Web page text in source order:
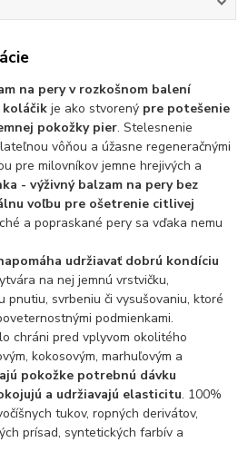
na pery v rozkošnom balení
koláčik je ako stvorený pre potešenie
pokožky pier. Stelesnenie
vôňou a úžasne regeneračnými
pre milovníkov jemne hrejivých a
- výživný balzam na pery bez
voľbu pre ošetrenie citlivej
a popraskané pery sa vďaka nemu
udržiavať dobrú kondíciu
na nej jemnú vrstvičku,
pnutiu, svrbeniu či vysušovaniu, ktoré
podmienkami.
chráni pred vplyvom okolitého
kokosovým, marhuľovým a
pokožke potrebnú dávku
a udržiavajú elasticitu. 100%
tukov, ropných derivátov,
prísad, syntetických farbív a